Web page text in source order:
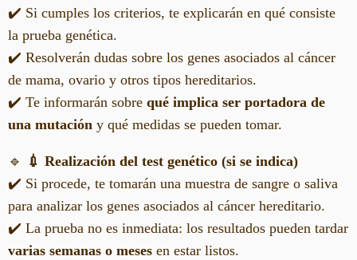
✔️ Si cumples los criterios, te explicarán en qué consiste
la prueba genética.
✔️ Resolverán dudas sobre los genes asociados al cáncer
de mama, ovario y otros tipos hereditarios.
✔️ Te informarán sobre qué implica ser portadora de
una mutación y qué medidas se pueden tomar.
🔹
💉 Realización del test genético (si se indica)
✔️ Si procede, te tomarán una muestra de sangre o saliva
para analizar los genes asociados al cáncer hereditario.
✔️ La prueba no es inmediata: los resultados pueden tardar
varias semanas o meses en estar listos.